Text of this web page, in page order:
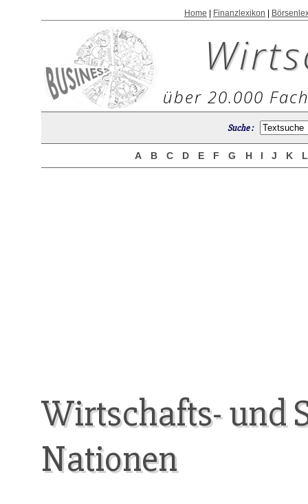
Home Finanzlexikon
über 20.000
Suche :
A B C D E F G H I J K
Wirtschafts- und
Nationen